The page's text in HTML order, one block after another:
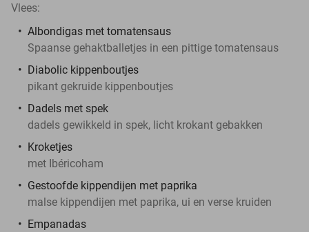
Vlees:
Albondigas met tomatensaus
Spaanse gehaktballetjes in een pittige tomatensaus
Diabolic kippenboutjes
pikant gekruide kippenboutjes
Dadels met spek
dadels gewikkeld in spek, licht krokant gebakken
Kroketjes
met Ibéricoham
Gestoofde kippendijen met paprika
malse kippendijen met paprika, ui en verse kruiden
Empanadas